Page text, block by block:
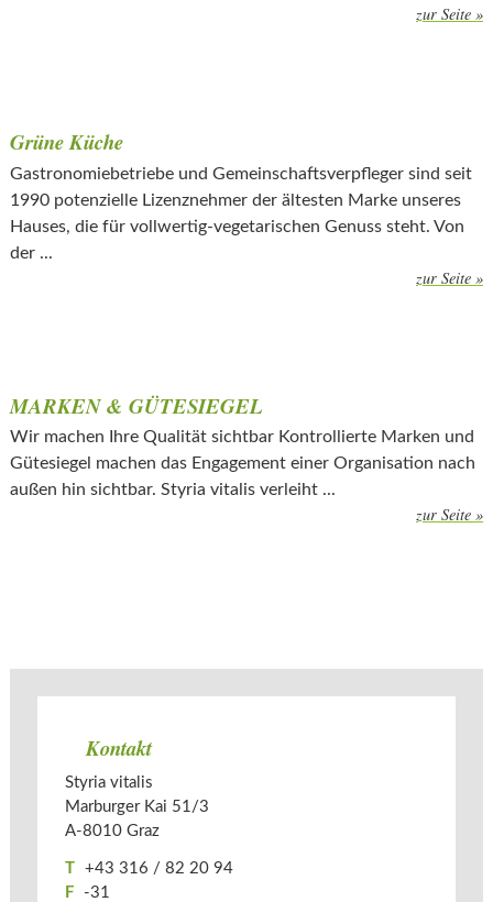
zur Seite »
Grüne Küche
Gastronomiebetriebe und Gemeinschaftsverpfleger sind seit
1990 potenzielle Lizenznehmer der ältesten Marke unseres
Hauses, die für vollwertig-vegetarischen Genuss steht. Von
der ...
zur Seite »
MARKEN & GÜTESIEGEL
Wir machen Ihre Qualität sichtbar Kontrollierte Marken und
Gütesiegel machen das Engagement einer Organisation nach
außen hin sichtbar. Styria vitalis verleiht ...
zur Seite »
Kontakt
Styria vitalis
Marburger Kai 51/3
A-­8010 Graz
T +43 316 / 82 20 94
F
-31